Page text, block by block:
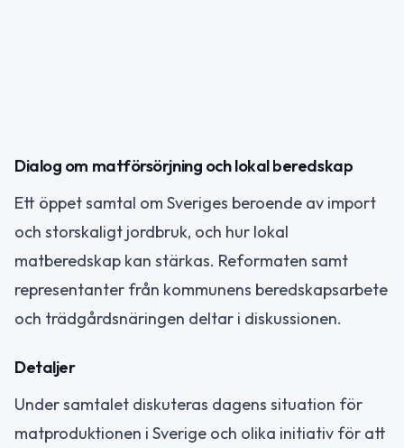
Dialog om matförsörjning och lokal beredskap
Ett öppet samtal om Sveriges beroende av import
och storskaligt jordbruk, och hur lokal
matberedskap kan stärkas. Reformaten samt
representanter från kommunens beredskapsarbete
och trädgårdsnäringen deltar i diskussionen.
Detaljer
Under samtalet diskuteras dagens situation för
matproduktionen i Sverige och olika initiativ för att